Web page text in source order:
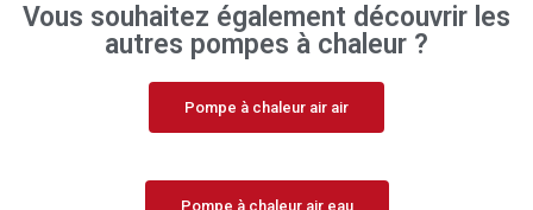
Vous souhaitez également découvrir les
autres pompes à chaleur ?
Pompe à chaleur air air
Pompe à chaleur air eau